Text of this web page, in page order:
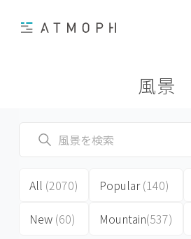
風景
All (2070)
New (60)
Popular(140)
Mountain(537)